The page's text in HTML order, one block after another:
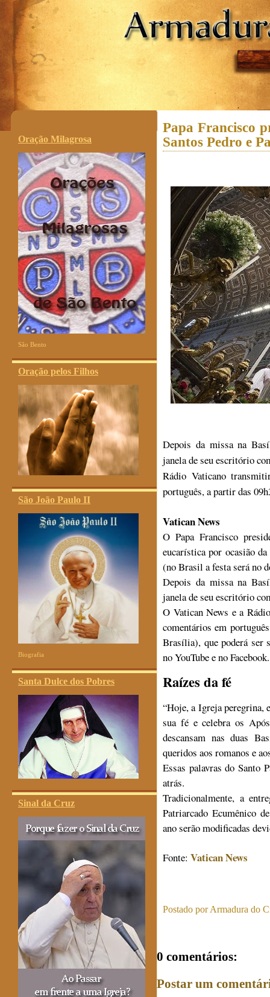
.
Oração Milagrosa
São Bento
Oração pelos Filhos
São João Paulo II
Biografia
Santa Dulce dos Pobres
Sinal da Cruz
Papa Francisco
Santos Pedro e
Depois da missa na
janela de seu escritório
Rádio Vaticano
português, a partir das
Vatican News
O Papa Francisco
eucarística por ocasião
(no Brasil a festa será no
Depois da missa na
janela de seu escritório
O Vatican News e a
comentários em
Brasília), que poderá ser
no YouTube e no Facebook.
Raízes da fé
“Hoje, a Igreja peregrina,
sua fé e celebra os
descansam nas duas
queridos aos romanos e
Essas palavras do Santo
atrás.
Tradicionalmente, a
Patriarcado Ecumênico
ano serão modificadas
Fonte: Vatican News
Postado porArmadura do
0 comentários:
Postar um